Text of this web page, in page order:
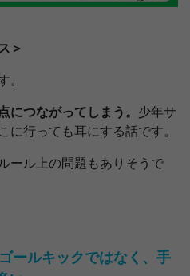
＞
。
につながってしまう。 少年サ
に行っても耳にする話です。
ール上の問題もありそうで
ールキックではなく、手